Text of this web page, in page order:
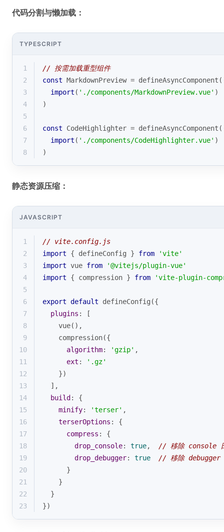
代码分割与懒加载：
TYPESCRIPT
1
// 按需加载重型组件
2
const MarkdownPreview = defineAsyncComponent(
3
import ( './components/MarkdownPreview.vue' )
4
)
5
6
const CodeHighlighter = defineAsyncComponent(
7
import ( './components/CodeHighlighter.vue' )
8
)
静态资源压缩：
JAVASCRIPT
1
// vite.config.js
2
import { defineConfig } from
'vite'
3
import vue from
'@vitejs/plugin-vue'
4
import { compression } from
'vite-plugin-
5
6
export default defineConfig({
7
plugins : [
8
    vue(),
9
    compression({
10
algorithm: 'gzip' ,
11
ext :
'.gz'
12
    })
13
  ],
14
build : {
15
minify: 'terser' ,
16
terserOptions : {
17
compress : {
18
drop_console: true, // 移除 console
19
drop_debugger: true
// 移除 debugger
20
      }
21
    }
22
  }
23
})